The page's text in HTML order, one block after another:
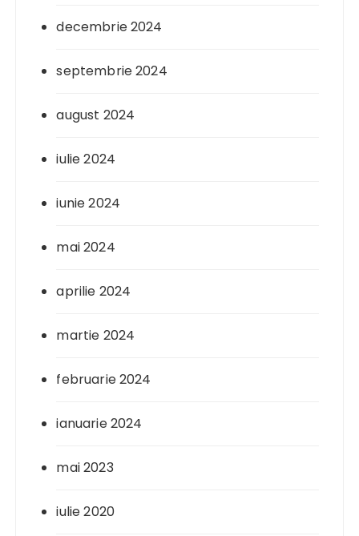
decembrie 2024
septembrie 2024
august 2024
iulie 2024
iunie 2024
mai 2024
aprilie 2024
martie 2024
februarie 2024
ianuarie 2024
mai 2023
iulie 2020